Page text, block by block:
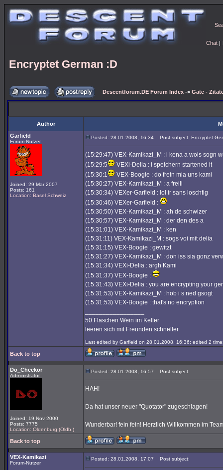
Chat |
Encryptet German :D
Descentforum.DE Forum Index -> Gate -
Author
Garfield
Forum-Nutzer
Joined: 29 Mar 2007
Posts: 161
Location: Basel Schweiz
Posted: 28.01.2008, 16:34 Post subject: Encryptet
(15:29:47) VEX-Kamikazi_M : i kena a wois sogn
(15:29:5
VEXi-Delia : i speichern startened it
(15:30:1
VEX-Boogie : do frein mia uns kami
(15:30:27) VEX-Kamikazi_M : a freili
(15:30:34) VEXer-Garfield : lol ir sans loschtig
(15:30:46) VEXer-Garfield :
(15:30:50) VEX-Kamikazi_M : ah de schwizer
(15:30:57) VEX-Kamikazi_M : der den des a
(15:31:01) VEX-Kamikazi_M : ken
(15:31:11) VEX-Kamikazi_M : sogs voi mit delia
(15:31:15) VEX-Boogie : gewitzt
(15:31:27) VEX-Kamikazi_M : don iss sia gonz
(15:31:34) VEXi-Delia : argh Kami
(15:31:37) VEX-Boogie :
(15:31:43) VEXi-Delia : you are encrypting your
(15:31:53) VEX-Kamikazi_M : hob i s ned gsogt
(15:31:53) VEX-Boogie : that's no encryption
50 Flaschen Wein im Keller
leeren sich mit Freunden schneller
Last edited by Garfield on 28.01.2008, 16:36; edited 2
Back to top
Do_Checkor
Administrator
Joined: 19 Nov 2000
Posts: 7775
Location: Oldenburg (Oldb.)
Posted: 28.01.2008, 16:57 Post subject:
HAH!
Da hat unser neuer "Quotator" zugeschlagen!
Wunderbar! fein fein! Herzlich Willkommen im
Back to top
VEX-Kamikazi
Forum-Nutzer
Posted: 28.01.2008, 17:07 Post subject: